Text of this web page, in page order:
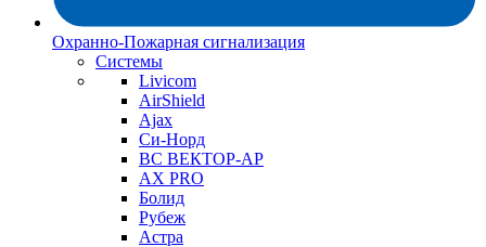
Охранно-Пожарная сигнализация
Системы
Livicom
AirShield
Ajax
Си-Норд
ВС ВЕКТОР-АР
AX PRO
Болид
Рубеж
Астра